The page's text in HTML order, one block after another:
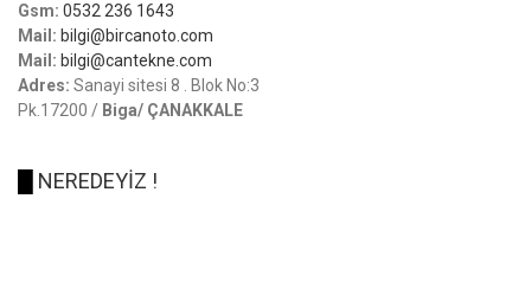
Gsm: 0532 236 1643
Mail: bilgi@bircanoto.com
Mail: bilgi@cantekne.com
Adres: Sanayi sitesi 8 . Blok No:3
Pk.17200 / Biga/ ÇANAKKALE
NEREDEYİZ !